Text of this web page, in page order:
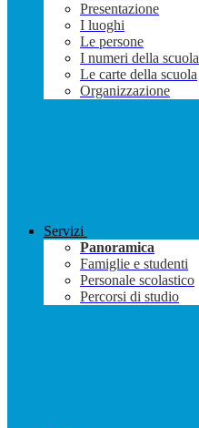
Presentazione
I luoghi
Le persone
I numeri della scuola
Le carte della scuola
Organizzazione
Servizi
Panoramica
Famiglie e studenti
Personale scolastico
Percorsi di studio